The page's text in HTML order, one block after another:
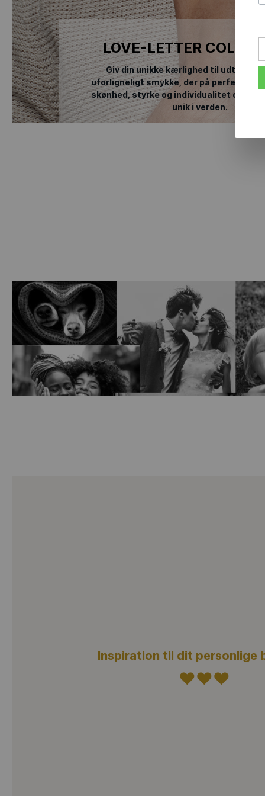
LOVE-LETTER
Giv din unikke kærlighed til udtryk.
uforligneligt smykke, der på perfekt vis
skønhed, styrke og individualitet og i
unik i verden.
Inspiration til dit personlige
♥♥♥